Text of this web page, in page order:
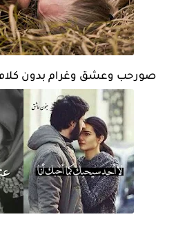
صورحب وعشق وغرام بدون كلام 2019 احلى رمزيات